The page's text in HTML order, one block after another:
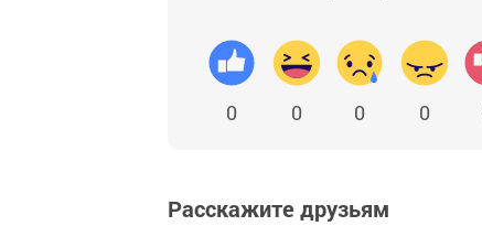
0 0 0 0
Расскажите друзьям